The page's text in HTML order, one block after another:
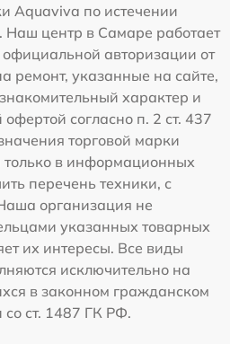
Aquaviva по истечении
Наш центр в Самаре работает
авторизации от
ремонт, указанные на сайте,
характер и
согласно п. 2 ст. 437
торговой марки
в информационных
перечень техники, с
организация не
указанных товарных
их интересы. Все виды
исключительно на
в законном гражданском
со ст. 1487 ГК РФ.